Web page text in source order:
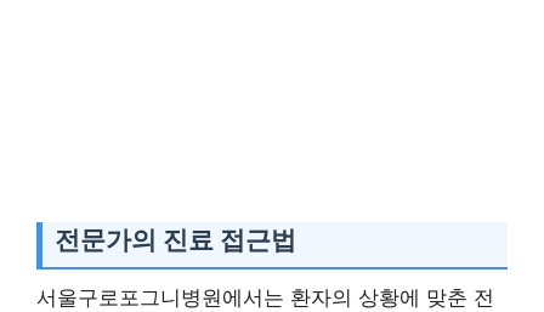
전문가의 진료 접근법
서울구로포그니병원에서는 환자의 상황에 맞춘 전